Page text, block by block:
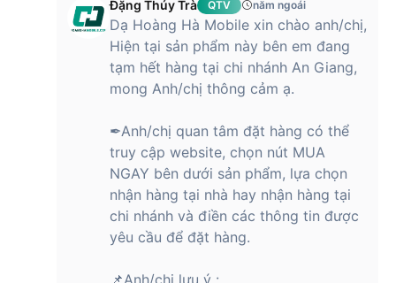
Xiaomi Mi 11 Lite 5G
Giá bán của Xiaomi Mi 11 Lite 5G
(8GB/128GB) - Chính hãng
giá vô cùng hấp dẫn. Với chỉ khoảng từ 6-7 triệu đồng, quý
khách hàng đã có thể sở hữu chiếc smartphone tầm trung
chất lượng này cho hai phiên bản - màu Vàng và Xanh lá. Đi
kèm với đó là hàng loạt ưu đãi thanh toán đi kèm khi mua sản
phẩm tại hệ thống của chúng tôi, đảm bảo bạn mua hàng với
giá tốt nhất cùng dịch vụ uy tín nhất.
Đặng Thúy Trà QTV năm ngoái
Dạ Hoàng Hà Mobile xin chào anh/chị,
Hiện tại sản phẩm này bên em đang
tạm hết hàng tại chi nhánh An Giang,
mong Anh/chị thông cảm ạ.
✒Anh/chị quan tâm đặt hàng có thể
truy cập website, chọn nút MUA
NGAY bên dưới sản phẩm, lựa chọn
nhận hàng tại nhà hay nhận hàng tại
chi nhánh và điền các thông tin được
yêu cầu để đặt hàng.
📌Anh/chị lưu ý :